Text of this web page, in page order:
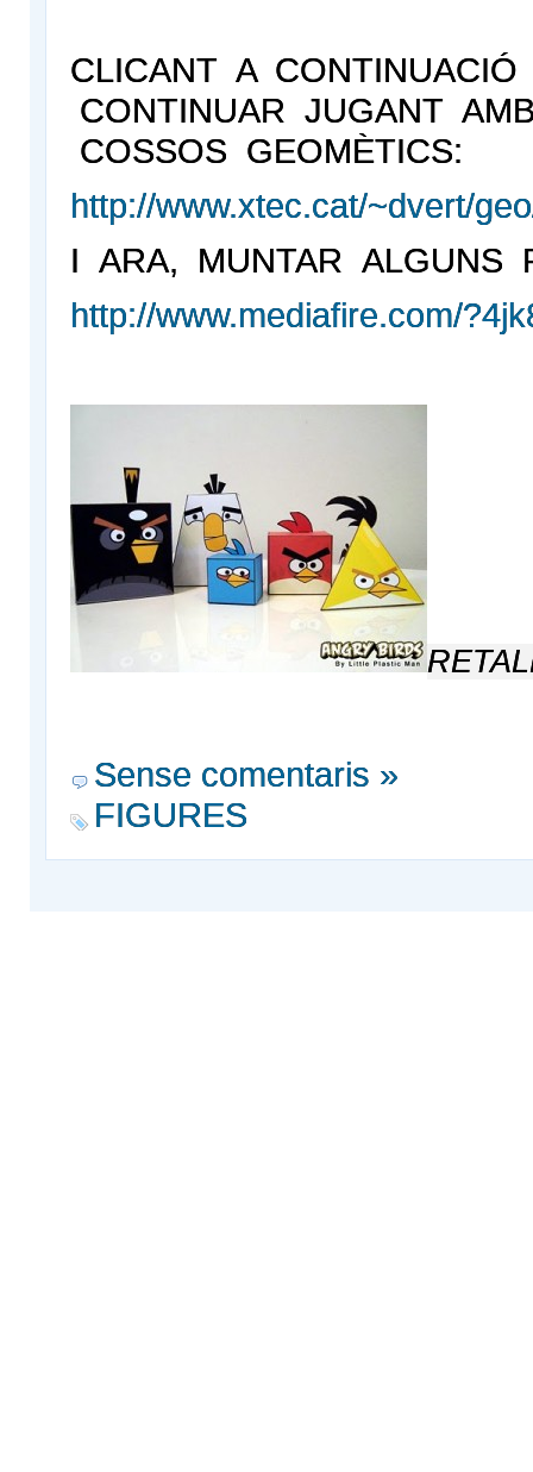
CLICANT A CONTINUACIÓ
CONTINUAR JUGANT
COSSOS GEOMÈTICS:
http://www.xtec.cat/~dvert/
I ARA, MUNTAR ALGUNS
http://www.mediafire.com/
Sense comentaris »
FIGURES